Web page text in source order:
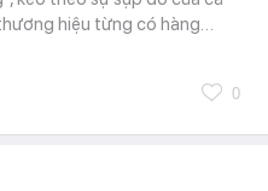
hiệu từng có hàng…
0